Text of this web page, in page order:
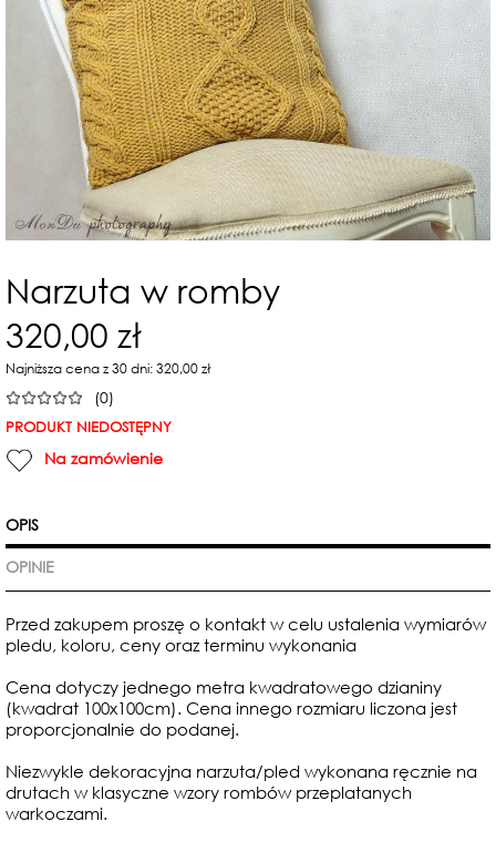
Narzuta w romby
320,00 zł
Najniższa cena z 30 dni: 320,00 zł
(0)
PRODUKT NIEDOSTĘPNY
Na zamówienie
OPIS
OPINIE
Przed zakupem proszę o kontakt w celu ustalenia wymiarów
pledu, koloru, ceny oraz terminu wykonania
Cena dotyczy jednego metra kwadratowego dzianiny
(kwadrat 100x100cm). Cena innego rozmiaru liczona jest
proporcjonalnie do podanej.
Niezwykle dekoracyjna narzuta/pled wykonana ręcznie na
drutach w klasyczne wzory rombów przeplatanych
warkoczami.